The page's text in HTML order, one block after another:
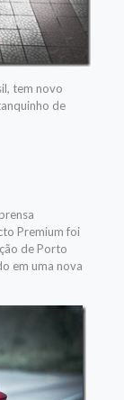
tem novo
de
Premium foi
de Porto
em uma nova